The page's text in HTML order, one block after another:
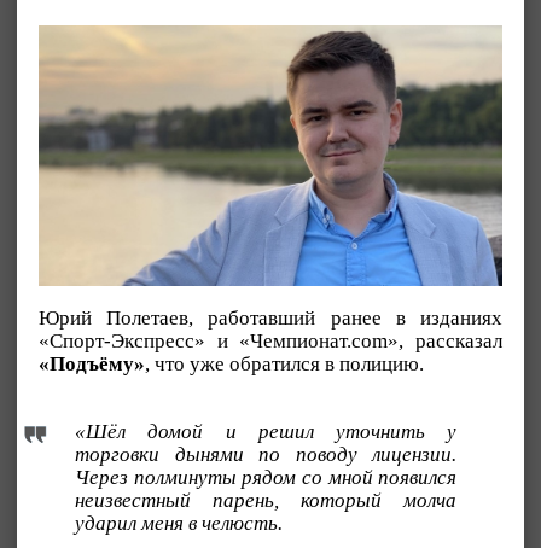
Юрий Полетаев, работавший ранее в изданиях
«Спорт-Экспресс» и «Чемпионат.com», рассказал
«Подъёму», что уже обратился в полицию.
«Шёл домой и решил уточнить у
торговки дынями по поводу лицензии.
Через полминуты рядом со мной появился
неизвестный парень, который молча
ударил меня в челюсть.